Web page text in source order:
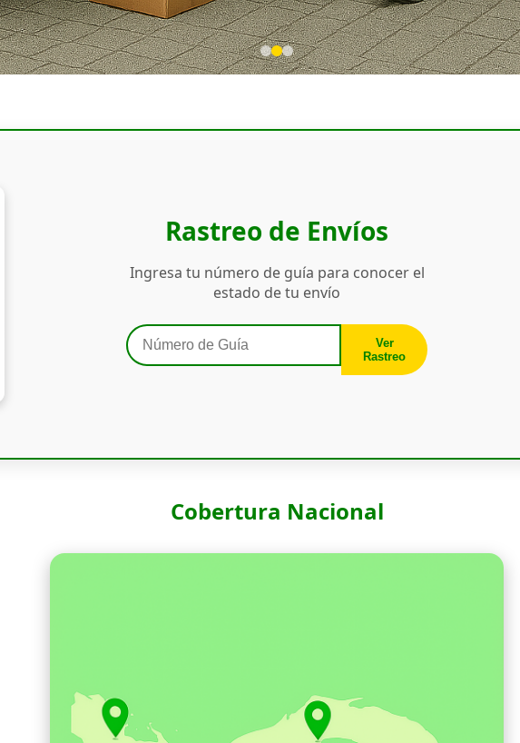
Rastreo de Envíos
Ingresa tu número de guía para conocer el
estado de tu envío
Ver
Rastreo
Cobertura Nacional